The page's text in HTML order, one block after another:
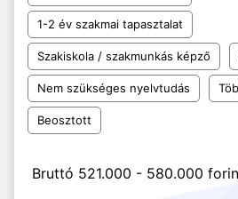
1-2 év szakmai tapasztalat
Szakiskola / szakmunkás képző
Nem szükséges nyelvtudás
Beosztott
Bruttó 521.000 - 580.000